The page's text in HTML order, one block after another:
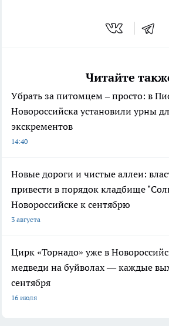
Читайте
Убрать за питомцем – просто: в
Новороссийска установили урны
экскрементов
14:40
Новые дороги и чистые аллеи:
привести в порядок кладбище
Новороссийске к сентябрю
3 августа
Цирк «Торнадо» уже в
медведи на буйволах — каждые
сентября
16 июля